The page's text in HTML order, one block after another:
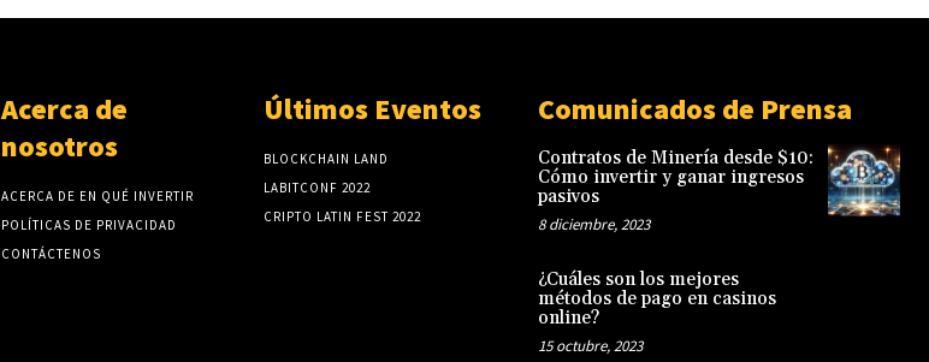
Acerca de
nosotros
ACERCA DE EN QUÉ INVERTIR
POLÍTICAS DE PRIVACIDAD
CONTÁCTENOS
Últimos Eventos
BLOCKCHAIN LAND
LABITCONF 2022
CRIPTO LATIN FEST 2022
Comunicados de Prensa
Contratos de Minería desde $10:
Cómo invertir y ganar ingresos
pasivos
8 diciembre, 2023
¿Cuáles son los mejores
métodos de pago en casinos
online?
15 octubre, 2023